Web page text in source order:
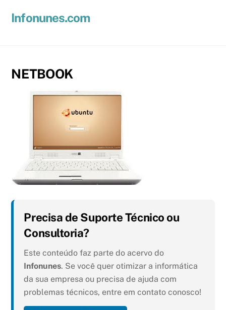
Infonunes.com
NETBOOK
Precisa de Suporte Técnico ou
Consultoria?
Este conteúdo faz parte do acervo do
Infonunes. Se você quer otimizar a informática
da sua empresa ou precisa de ajuda com
problemas técnicos, entre em contato conosco!